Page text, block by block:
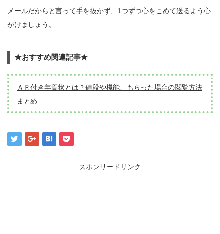
メールだからと言って手を抜かず、1つずつ心をこめて送るよう心
がけましょう。
★おすすめ関連記事★
ＡＲ付き年賀状とは？値段や機能、もらった場合の閲覧方法
まとめ
スポンサードリンク